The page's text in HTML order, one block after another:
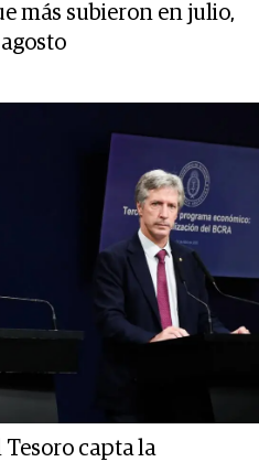
más subieron en julio,
capta la